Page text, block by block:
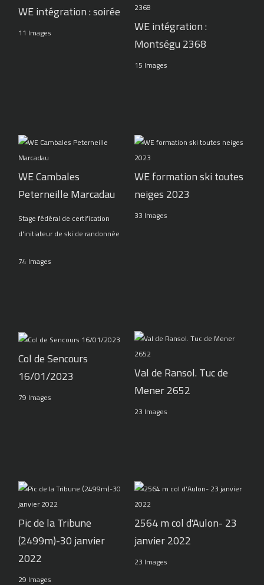
WE intégration : soirée
11 Images
WE intégration :
Montségu 2368
15 Images
WE Cambales
Peterneille Marcadau
Stage fédéral de certification
d'initiateur de ski de randonnée
74 Images
WE formation ski toutes
neiges 2023
33 Images
Col de Sencours
16/01/2023
79 Images
Val de Ransol. Tuc de
Mener 2652
23 Images
Pic de la Tribune
(2499m)-30 janvier
2022
29 Images
2564 m col d'Aulon- 23
janvier 2022
23 Images